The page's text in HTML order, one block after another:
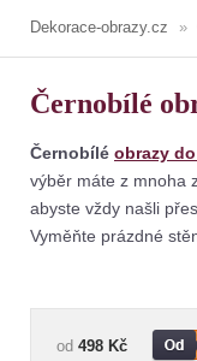
Dekorace-obrazy.cz
Černobílé
Černobílé obrazy
výběr máte z mnoha
abyste vždy našli
Vyměňte prázdné
od 498 Kč